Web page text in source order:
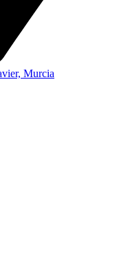
Murcia